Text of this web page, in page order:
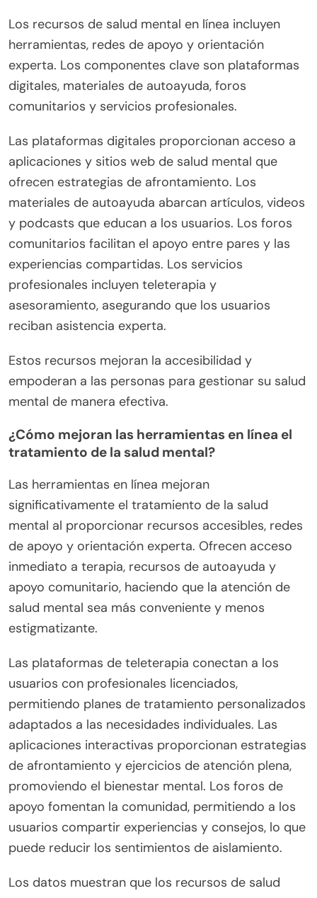
Los recursos de salud mental en línea incluyen
herramientas, redes de apoyo y orientación
experta. Los componentes clave son plataformas
digitales, materiales de autoayuda, foros
comunitarios y servicios profesionales.
Las plataformas digitales proporcionan acceso a
aplicaciones y sitios web de salud mental que
ofrecen estrategias de afrontamiento. Los
materiales de autoayuda abarcan artículos, videos
y podcasts que educan a los usuarios. Los foros
comunitarios facilitan el apoyo entre pares y las
experiencias compartidas. Los servicios
profesionales incluyen teleterapia y
asesoramiento, asegurando que los usuarios
reciban asistencia experta.
Estos recursos mejoran la accesibilidad y
empoderan a las personas para gestionar su salud
mental de manera efectiva.
¿Cómo mejoran las herramientas en línea el
tratamiento de la salud mental?
Las herramientas en línea mejoran
significativamente el tratamiento de la salud
mental al proporcionar recursos accesibles, redes
de apoyo y orientación experta. Ofrecen acceso
inmediato a terapia, recursos de autoayuda y
apoyo comunitario, haciendo que la atención de
salud mental sea más conveniente y menos
estigmatizante.
Las plataformas de teleterapia conectan a los
usuarios con profesionales licenciados,
permitiendo planes de tratamiento personalizados
adaptados a las necesidades individuales. Las
aplicaciones interactivas proporcionan estrategias
de afrontamiento y ejercicios de atención plena,
promoviendo el bienestar mental. Los foros de
apoyo fomentan la comunidad, permitiendo a los
usuarios compartir experiencias y consejos, lo que
puede reducir los sentimientos de aislamiento.
Los datos muestran que los recursos de salud